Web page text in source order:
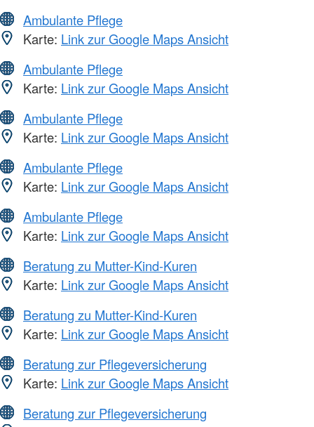
Ambulante Pflege
Karte: Link zur Google Maps Ansicht
Ambulante Pflege
Karte: Link zur Google Maps Ansicht
Ambulante Pflege
Karte: Link zur Google Maps Ansicht
Ambulante Pflege
Karte: Link zur Google Maps Ansicht
Ambulante Pflege
Karte: Link zur Google Maps Ansicht
Beratung zu Mutter-Kind-Kuren
Karte: Link zur Google Maps Ansicht
Beratung zu Mutter-Kind-Kuren
Karte: Link zur Google Maps Ansicht
Beratung zur Pflegeversicherung
Karte: Link zur Google Maps Ansicht
Beratung zur Pflegeversicherung